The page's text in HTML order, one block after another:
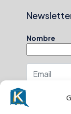
Nombre